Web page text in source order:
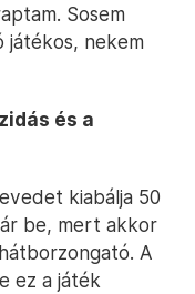
Sosem
játékos, nekem
és a
kiabálja 50
be, mert akkor
A
ez a játék